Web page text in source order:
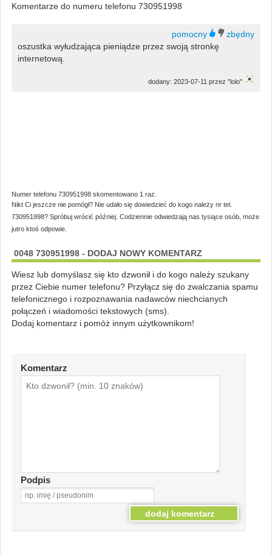
Komentarze do numeru telefonu 730951998
oszustka wyłudzająca pieniądze przez swoją stronkę
internetową.
dodany: 2023-07-11 przez "lolo"
Numer telefonu 730951998 skomentowano 1 raz.
Nikt Ci jeszcze nie pomógł? Nie udało się dowiedzieć do kogo należy nr tel.
730951998? Spróbuj wrócić później. Codziennie odwiedzają nas tysiące osób, może
jutro ktoś odpowie.
0048 730951998 - DODAJ NOWY KOMENTARZ
Wiesz lub domyślasz się kto dzwonił i do kogo należy szukany
przez Ciebie numer telefonu? Przyłącz się do zwalczania spamu
telefonicznego i rozpoznawania nadawców niechcianych
połączeń i wiadomości tekstowych (sms).
Dodaj komentarz i pomóż innym użytkownikom!
Komentarz
Podpis